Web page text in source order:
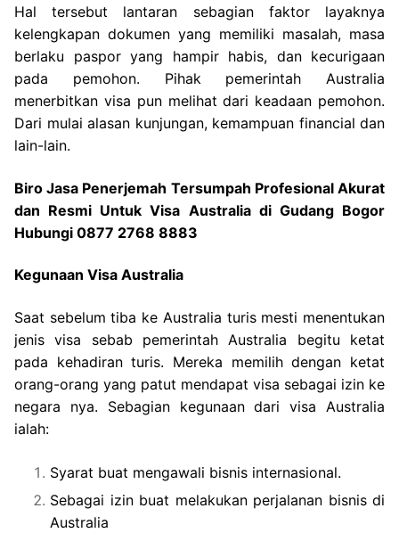
Hal tersebut lantaran sebagian faktor layaknya
kelengkapan dokumen yang memiliki masalah, masa
berlaku paspor yang hampir habis, dan kecurigaan
pada pemohon. Pihak pemerintah Australia
menerbitkan visa pun melihat dari keadaan pemohon.
Dari mulai alasan kunjungan, kemampuan financial dan
lain-lain.
Biro Jasa Penerjemah Tersumpah Profesional Akurat
dan Resmi Untuk Visa Australia di Gudang Bogor
Hubungi 0877 2768 8883
Kegunaan Visa Australia
Saat sebelum tiba ke Australia turis mesti menentukan
jenis visa sebab pemerintah Australia begitu ketat
pada kehadiran turis. Mereka memilih dengan ketat
orang-orang yang patut mendapat visa sebagai izin ke
negara nya. Sebagian kegunaan dari visa Australia
ialah:
Syarat buat mengawali bisnis internasional.
Sebagai izin buat melakukan perjalanan bisnis di
Australia